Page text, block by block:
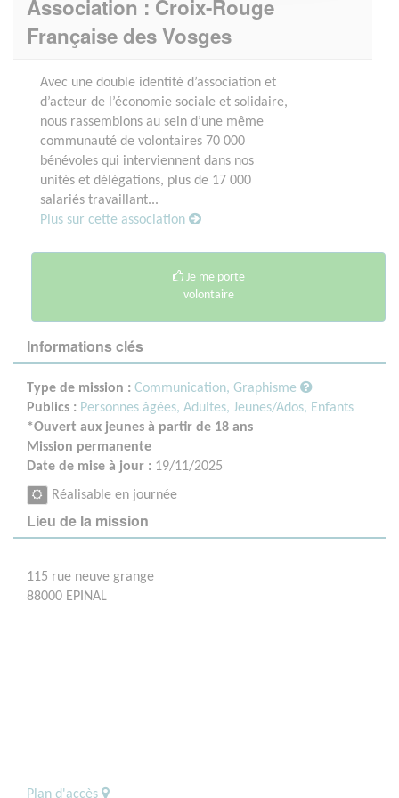
Association : Croix-Rouge
Française des Vosges
Avec une double identité d’association et
d’acteur de l’économie sociale et solidaire,
nous rassemblons au sein d’une même
communauté de volontaires 70 000
bénévoles qui interviennent dans nos
unités et délégations, plus de 17 000
salariés travaillant...
Plus sur cette association
Je me porte
volontaire
Informations clés
Type de mission : Communication, Graphisme
Publics : Personnes âgées, Adultes, Jeunes/Ados, Enfants
*Ouvert aux jeunes à partir de 18 ans
Mission permanente
Date de mise à jour : 19/11/2025
Réalisable en journée
Lieu de la mission
115 rue neuve grange
88000 EPINAL
Plan d'accès